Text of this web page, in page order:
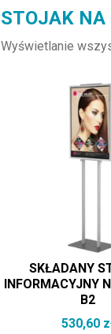
STOJAK
Wyświetlanie
SKŁADANY
INFORMACYJNY
B2
530,60